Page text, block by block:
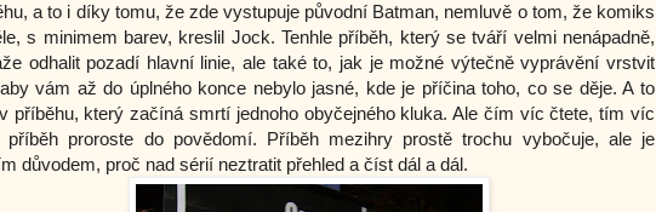
a to i díky tomu, že zde vystupuje původní Batman, nemluvě o tom, že komiks
s minimem barev, kreslil Jock. Tenhle příběh, který se tváří velmi nenápadně,
odhalit pozadí hlavní linie, ale také to, jak je možné výtečně vyprávění vrstvit
vám až do úplného konce nebylo jasné, kde je příčina toho, co se děje. A to
příběhu, který začíná smrtí jednoho obyčejného kluka. Ale čím víc čtete, tím víc
příběh proroste do povědomí. Příběh mezihry prostě trochu vybočuje, ale je
důvodem, proč nad sérií neztratit přehled a číst dál a dál.